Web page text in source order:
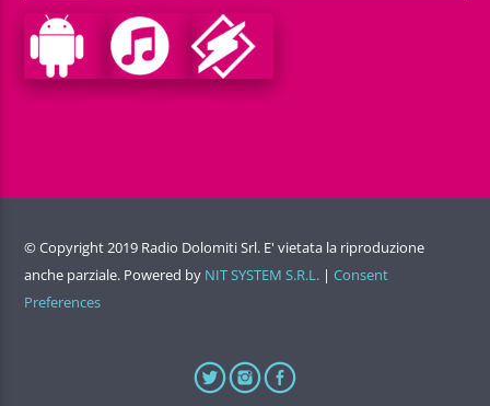
© Copyright 2019 Radio Dolomiti Srl. E' vietata la riproduzione
anche parziale. Powered by NIT SYSTEM S.R.L. | Consent
Preferences